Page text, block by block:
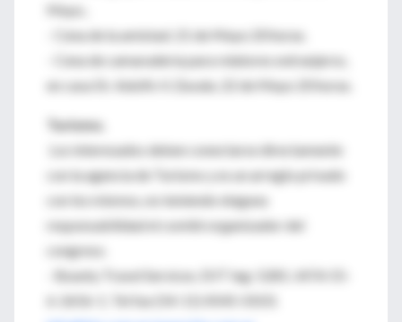
Mayo..
- Cena de la amistad. 21 de Mayo 20 horas.
- Cena de camaradería para relatores extranjeros,
en casa Dr. Adolfo V. Zavala. 22 de Mayo 20 horas.
Turismo.
Los interesados deben conectarse directamente
con la agencia de Turismo y es un arreglo privado
con los mismos, no teniendo ninguna
responsabilidad el comité organizador del
congreso.
- Bounty Travel Services. EVT leg: 5281. IATA 55-
6-2656-1. Tel fax (54-11) 4545-0103.